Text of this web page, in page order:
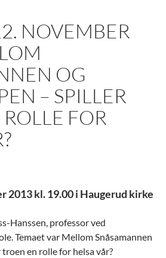
NOVEMBER
OG
– SPILLER
FOR
2013 kl. 19.00 i Haugerud kirke
Hanssen, professor ved
Temaet var Mellom Snåsamannen
en rolle for helsa vår?